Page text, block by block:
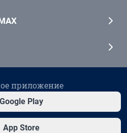
приложение
Google Play
App Store